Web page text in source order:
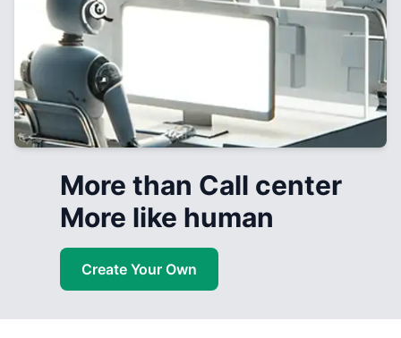
More than Call center
More like human
Create Your Own